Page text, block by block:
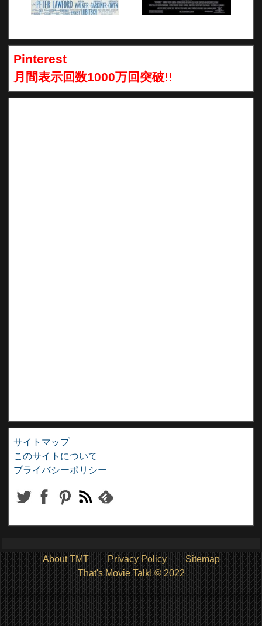
Pinterest
月間表示回数1000万回突破!!
サイトマップ
このサイトについて
プライバシーポリシー
About TMT Privacy Policy
Sitemap
That's Movie Talk! © 2022